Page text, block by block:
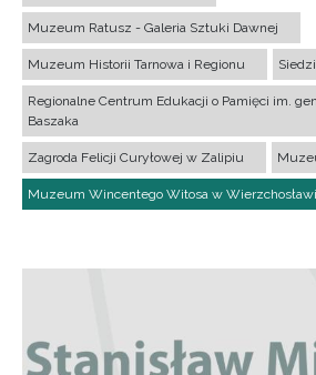
Muzeum Ratusz - Galeria Sztuki Dawnej
Muzeum Historii Tarnowa i Regionu
Regionalne Centrum Edukacji o Pamięci im.
Baszaka
Zagroda Felicji Curyłowej w Zalipiu
Muzeum Wincentego Witosa w